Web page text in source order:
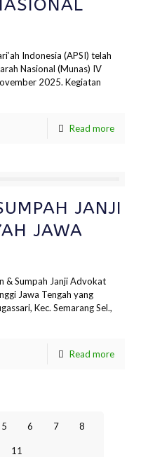
Indonesia (APSI) telah
Nasional (Munas) IV
2025. Kegiatan
Read more
JANJI
JAWA
& Sumpah Janji Advokat
Jawa Tengah yang
Kec. Semarang Sel.,
Read more
5 6 7 8
11